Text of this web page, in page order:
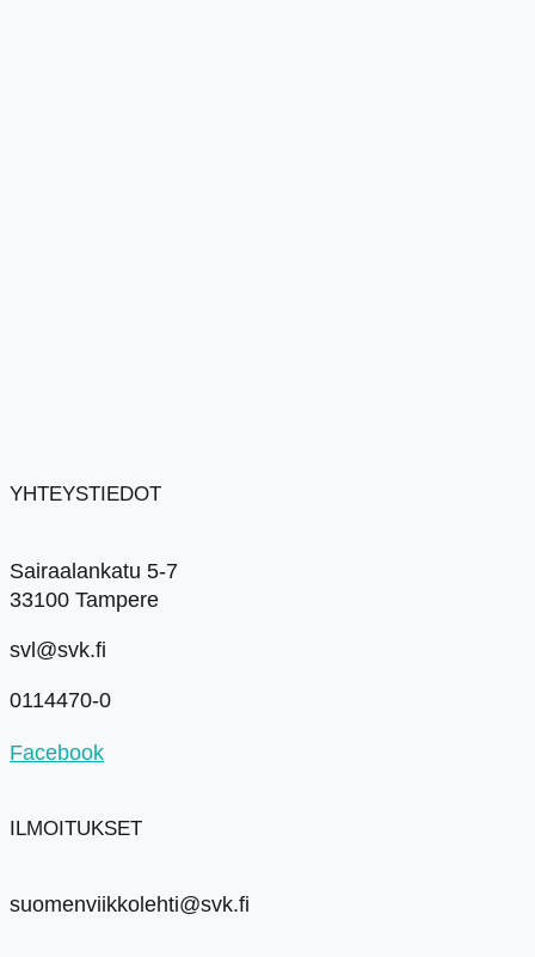
YHTEYSTIEDOT
Sairaalankatu 5-7
33100 Tampere
svl@svk.fi
0114470-0
Facebook
ILMOITUKSET
suomenviikkolehti@svk.fi